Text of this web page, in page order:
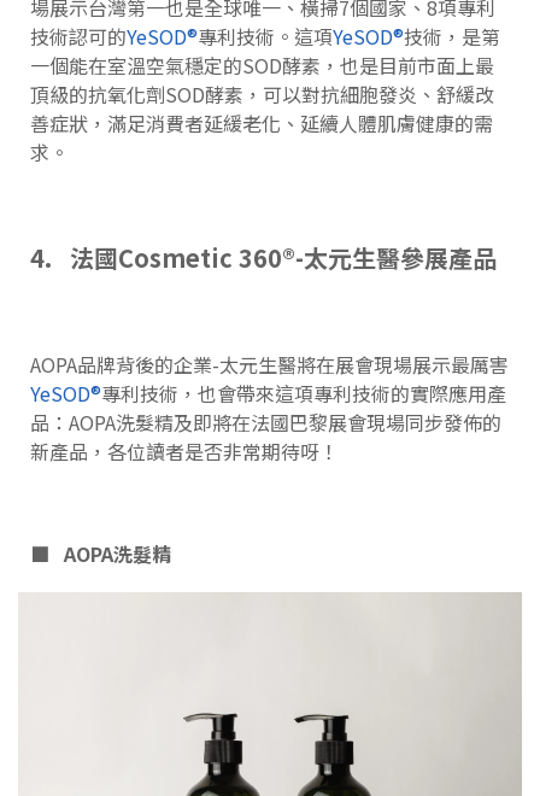
場展示台灣第一也是全球唯一、橫掃7個國家、8項專利
技術認可的YeSOD®專利技術。這項YeSOD®技術，是第
一個能在室溫空氣穩定的SOD酵素，也是目前市面上最
頂級的抗氧化劑SOD酵素，可以對抗細胞發炎、舒緩改
善症狀，滿足消費者延緩老化、延續人體肌膚健康的需
求。
4. 法國Cosmetic 360®-太元生醫參展產品
AOPA品牌背後的企業-太元生醫將在展會現場展示最厲害
YeSOD®專利技術，也會帶來這項專利技術的實際應用產
品：AOPA洗髮精及即將在法國巴黎展會現場同步發佈的
新產品，各位讀者是否非常期待呀！
■ AOPA洗髮精